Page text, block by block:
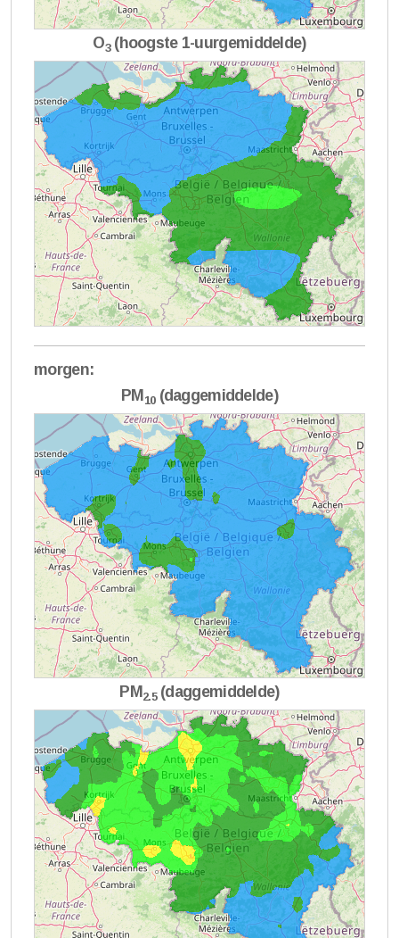
O3(hoogste 1-uurgemiddelde)
morgen:
PM 10(daggemiddelde)
PM2.5(daggemiddelde)